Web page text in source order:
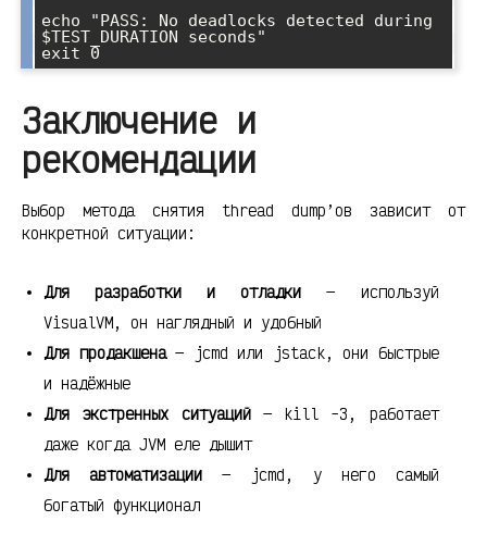
echo "PASS: No deadlocks detected during
$TEST_DURATION seconds"
Заключение и
рекомендации
Выбор метода снятия thread dump’ов зависит от
конкретной ситуации:
Для разработки и отладки — используй
VisualVM, он наглядный и удобный
Для продакшена— jcmd или jstack, они быстрые
и надёжные
Для экстренных ситуаций— kill -3, работает
даже когда JVM еле дышит
Для автоматизации— jcmd, у него самый
богатый функционал